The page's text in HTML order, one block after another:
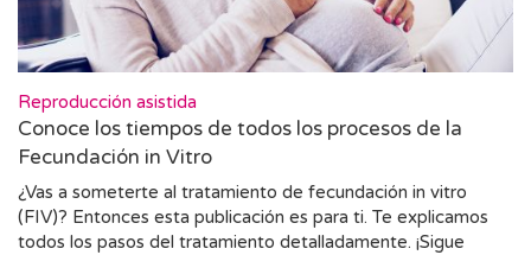
Reproducción asistida
Conoce los tiempos de todos los procesos de la
Fecundación in Vitro
¿Vas a someterte al tratamiento de fecundación in vitro
(FIV)? Entonces esta publicación es para ti. Te explicamos
todos los pasos del tratamiento detalladamente. ¡Sigue